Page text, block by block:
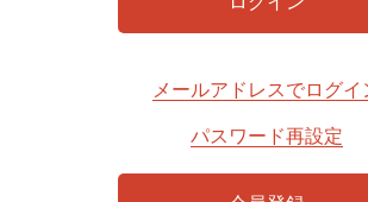
メールアドレスでログイ
パスワード再設定